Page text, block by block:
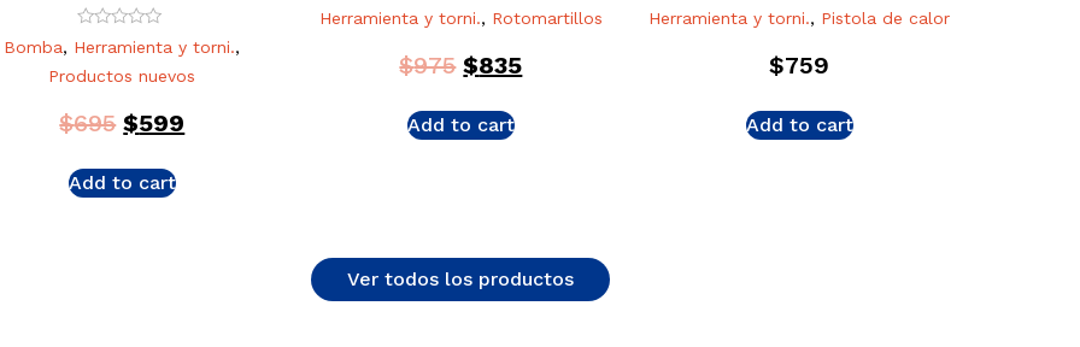
Rated
0
out
of
Bomba, Herramienta y torni.,
Productos nuevos
$695 $599
Add to cart
Rated
0
of
5
Herramienta y torni., Rotomartillos
$975 $835
Add to cart
Rated
0
Herramienta y torni., Pistola de calor
$759
Add to cart
Ver todos los productos